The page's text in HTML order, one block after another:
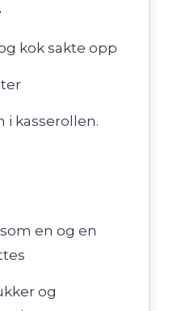
kok sakte opp
i kasserollen.
en og en
og